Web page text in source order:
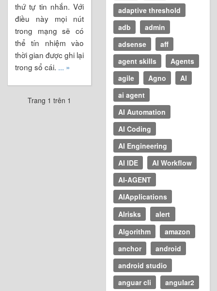
thứ tự tin nhắn. Với
điều này mọi nút
trong mạng sẽ có
thể tín nhiệm vào
thời gian được ghi lại
trong sổ cái. ... »
Trang 1 trên 1
adaptive threshold
adb
admin
adsense
aff
agent skills
Agents
agile
Agno
AI
ai agent
AI Automation
AI Coding
AI Engineering
AI IDE
AI Workflow
AI-AGENT
AIApplications
AIrisks
alert
Algorithm
amazon
anchor
android
android studio
anguar cli
angular2